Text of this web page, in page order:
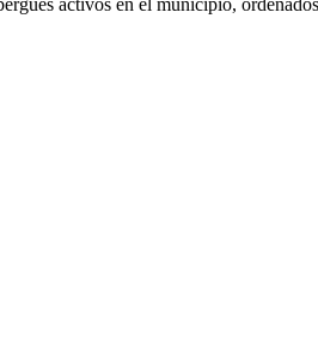
activos en el municipio,